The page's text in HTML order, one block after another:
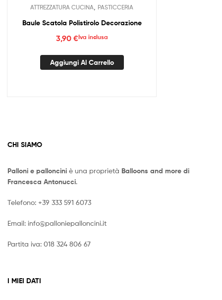
ATTREZZATURA CUCINA PASTICCERIA
Baule Scatola Polistirolo Decorazione
3,90 €Iva inclusa
Aggiungi Al Carrello
CHI SIAMO
Palloni e palloncini è una proprietà Balloons and more di
Francesca Antonucci.
Telefono: +39 333 591 6073
Email: info@palloniepalloncini.it
Partita iva: 018 324 806 67
I MIEI DATI